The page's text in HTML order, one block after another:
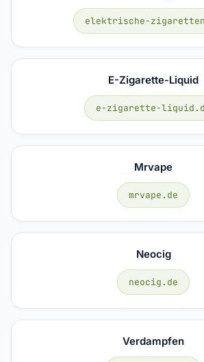
elektrische-
E-Zigarette-Liquid
e-zigarette-
Mrvape
mrvape.de
Neocig
neocig.de
Verdampfen